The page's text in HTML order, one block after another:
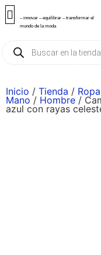
– innovar – equilibrar – transformar el
mundo de la moda
Inicio / Tienda /
Mano / Hombre /
azul con rayas